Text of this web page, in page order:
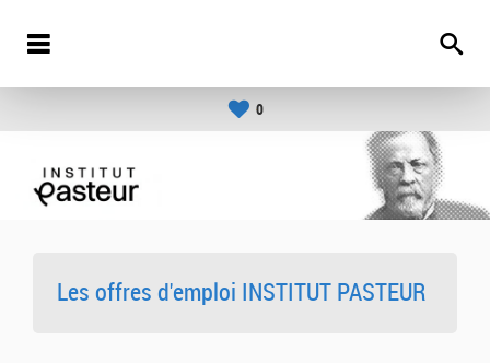
0
Les offres d'emploi INSTITUT PASTEUR